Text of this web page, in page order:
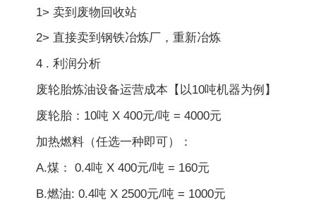
1> 卖到废物回收站
2> 直接卖到钢铁冶炼厂，重新冶炼
4 . 利润分析
废轮胎炼油设备运营成本【以10吨机器为例】
废轮胎：10吨 X 400元/吨 = 4000元
加热燃料（任选一种即可）：
A.煤： 0.4吨 X 400元/吨 = 160元
B.燃油: 0.4吨 X 2500元/吨 = 1000元